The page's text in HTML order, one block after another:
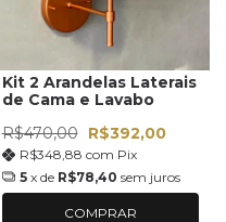
Kit 2 Arandelas Laterais
de Cama e Lavabo
R$470,00 R$392,00
R$348,88 com Pix
5 x de R$78,40 sem juros
COMPRAR